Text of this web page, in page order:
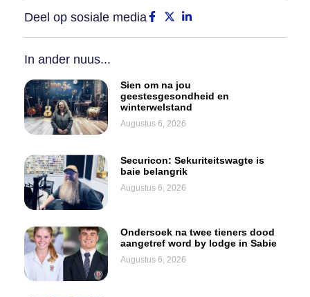
Deel op sosiale media
In ander nuus...
Sien om na jou
geestesgesondheid en
winterwelstand
Augustus 6, 2026
Securicon: Sekuriteitswagte is
baie belangrik
Augustus 6, 2026
Ondersoek na twee tieners dood
aangetref word by lodge in Sabie
Augustus 6, 2026